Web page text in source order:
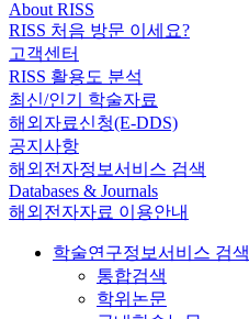
About RISS
RISS 처음 방문 이세요?
고객센터
RISS 활용도 분석
최신/인기 학술자료
해외자료신청(E-DDS)
공지사항
해외전자정보서비스 검색
Databases & Journals
해외전자자료 이용안내
학술연구정보서비스 검색
통합검색
학위논문